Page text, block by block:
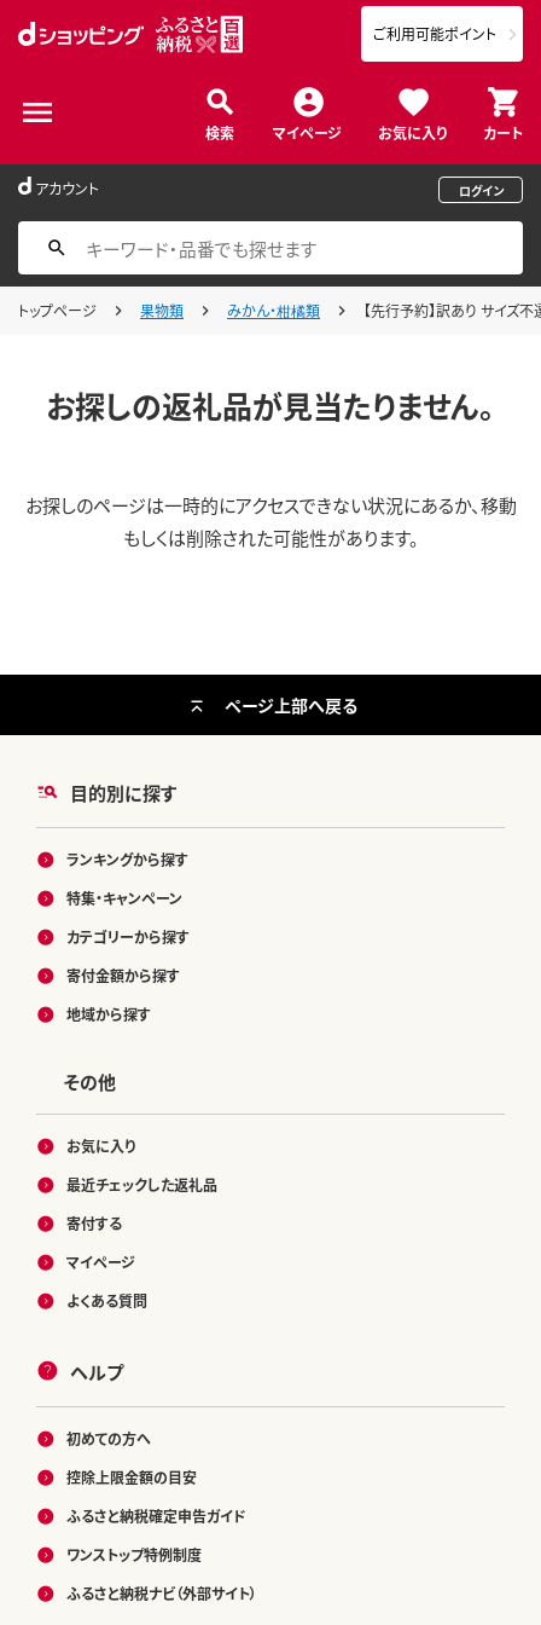
検索 マイページ お気に入り カート
ご利用可能ポイント
アカウント ログイン
トップページ 果物類 みかん・柑橘類 【先行予約】訳あり サイ
お探しの返礼品が見当たりません。
お探しのページは一時的にアクセスできない状況にあるか、移動
もしくは削除された可能性があります。
目的別に探す
ランキングから探す
特集・キャンペーン
カテゴリーから探す
寄付金額から探す
地域から探す
その他
お気に入り
最近チェックした返礼品
寄付する
マイページ
よくある質問
ヘルプ
初めての方へ
控除上限金額の目安
ふるさと納税確定申告ガイド
ワンストップ特例制度
ふるさと納税ナビ（外部サイト）
ページ上部へ戻る